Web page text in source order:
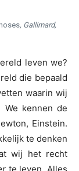
, Gallimard,
leven we?
die bepaald
waarin wij
We kennen de
Einstein.
te denken
wij het recht